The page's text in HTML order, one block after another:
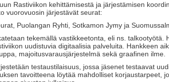
Rastiviikon kehittämisestä ja järjestämisen
vuorovuosin järjestävät seurat:
Puolangan Ryhti, Sotkamon Jymy ja
tekemällä vastikkeetonta, eli ns. talkootyötä.
uudistuvia digitaalisia palveluita. Hankkeen
majoitusvarausjärjestelmä sekä graafinen ilme.
testaustilaisuus, jossa jäsenet testaavat
tavoitteena löytää mahdolliset korjaustarpeet,